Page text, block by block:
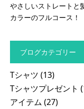
やさしいストレートと
カラーのフルコース！
ブログカテゴリー
Tシャツ (13)
Tシャツプレゼント
アイテム (27)